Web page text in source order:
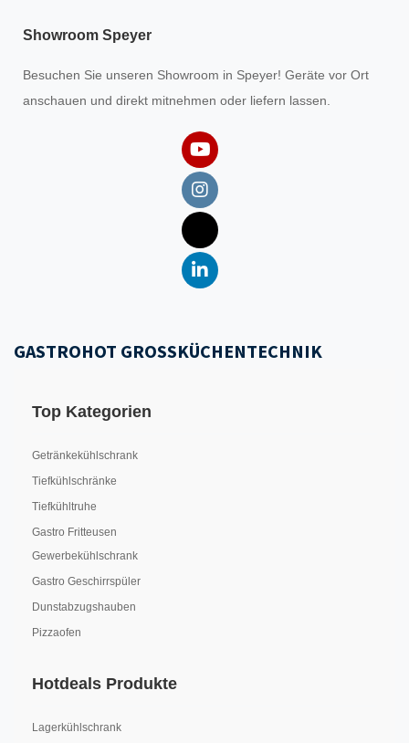
Showroom Speyer
Besuchen Sie unseren Showroom in Speyer! Geräte vor Ort
anschauen und direkt mitnehmen oder liefern lassen.
GASTROHOT GROSSKÜCHENTECHNIK
Top Kategorien
Getränkekühlschrank
Tiefkühlschränke
Tiefkühltruhe
Gastro Fritteusen
Gewerbekühlschrank
Gastro Geschirrspüler
Dunstabzugshauben
Pizzaofen
Hotdeals Produkte
Lagerkühlschrank